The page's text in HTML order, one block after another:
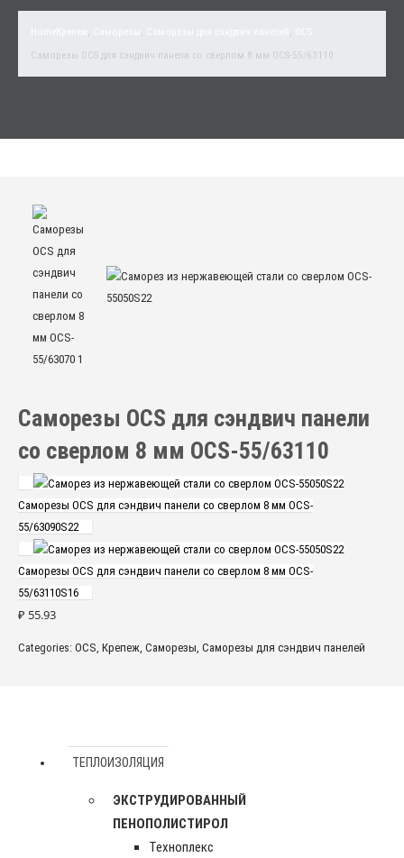
, , ,
Саморезы OCS для сэндвич панели со сверлом 8 мм OCS-55/63110
Саморезы OCS для сэндвич панели
со сверлом 8 мм OCS-55/63110
Саморезы OCS для сэндвич панели со сверлом 8 мм OCS-
55/63090S22
Саморезы OCS для сэндвич панели со сверлом 8 мм OCS-
55/63110S16
₽ 55.93
Categories: OCS, Крепеж, Саморезы, Саморезы для сэндвич панелей
ТЕПЛОИЗОЛЯЦИЯ
ЭКСТРУДИРОВАННЫЙ
ПЕНОПОЛИСТИРОЛ
Техноплекс